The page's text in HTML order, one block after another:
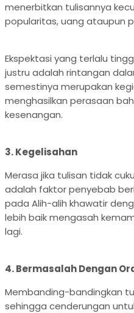
menerbitkan tulisannya
popularitas, uang ataupun
Ekspektasi yang terlalu
justru adalah rintangan
semestinya merupakan
menghasilkan perasaan
kesenangan.
3. Kegelisahan
Merasa jika tulisan tidak
adalah faktor penyebab
pada Alih-alih khawatir
lebih baik mengasah
lagi.
4. Bermasalah Dengan
Membanding-bandingkan
sehingga cenderungan